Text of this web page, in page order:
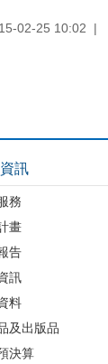
02-25 10:02
訊
務
畫
告
訊
料
及出版品
決算